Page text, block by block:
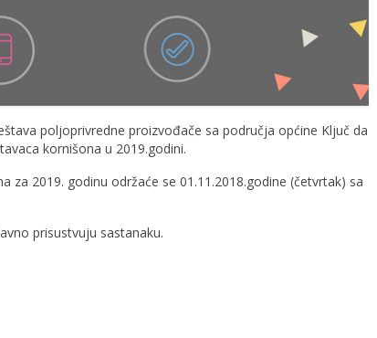
poljoprivredne proizvođače sa područja općine Ključ da
kornišona u 2019.godini.
2019. godinu održaće se 01.11.2018.godine (četvrtak) sa
prisustvuju sastanaku.